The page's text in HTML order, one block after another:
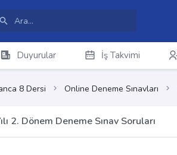
Duyurular İş Takvimi
8 Dersi Online Deneme Sınavları
2. Dönem Deneme Sınav Soruları